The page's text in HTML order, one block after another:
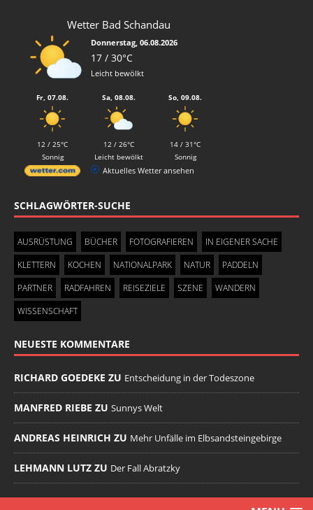
Wetter Bad Schandau
Donnerstag, 06.08.2026
17 / 30°C
Leicht bewölkt
Fr, 07.08.
12 / 25°C
Sonnig
Sa, 08.08.
12 / 26°C
Leicht bewölkt
So, 09.08.
14 / 31°C
Sonnig
Aktuelles Wetter ansehen
SCHLAGWÖRTER-SUCHE
AUSRÜSTUNG BÜCHER FOTOGRAFIEREN
IN EIGENER SACHE
KLETTERN
KOCHEN NATIONALPARK NATUR
PADDELN
PARTNER
RADFAHREN REISEZIELE SZENE
WANDERN
WISSENSCHAFT
NEUESTE KOMMENTARE
RICHARD GOEDEKE ZU Entscheidung in der Todeszone
MANFRED RIEBE ZU Sunnys Welt
ANDREAS HEINRICH ZU Mehr Unfälle im Elbsandsteingebirge
LEHMANN LUTZ ZU Der Fall Abratzky